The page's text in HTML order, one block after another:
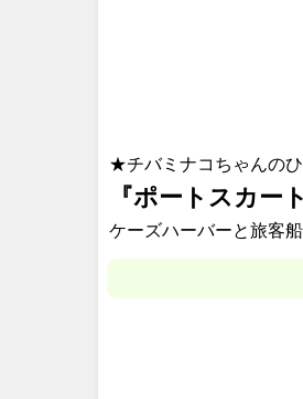
★チバミナコちゃんの
『ポートスカート
ケーズハーバーと旅客